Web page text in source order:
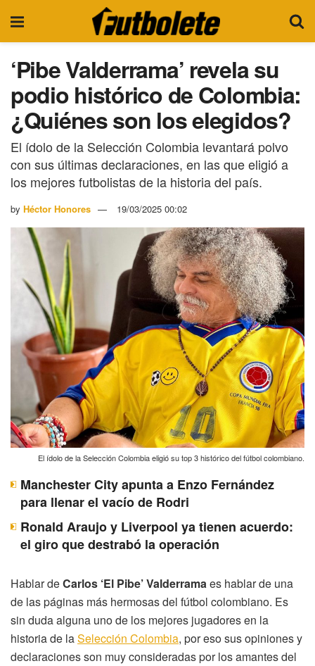
‘Pibe Valderrama’ revela su
podio histórico de Colombia:
¿Quiénes son los elegidos?
El ídolo de la Selección Colombia levantará polvo
con sus últimas declaraciones, en las que eligió a
los mejores futbolistas de la historia del país.
by Héctor Honores 19/03/2025 00:02
El ídolo de la Selección Colombia eligió su top 3 histórico del fútbol colombiano.
Manchester City apunta a Enzo Fernández
para llenar el vacío de Rodri
Ronald Araujo y Liverpool ya tienen acuerdo:
el giro que destrabó la operación
Hablar deCarlos ‘El Pibe’ Valderramaes hablar de una
de las páginas más hermosas del fútbol colombiano. Es
sin duda alguna uno de los mejores jugadores en la
historia de laSelección Colombia, por eso sus opiniones y
declaraciones son muy consideradas por los amantes del